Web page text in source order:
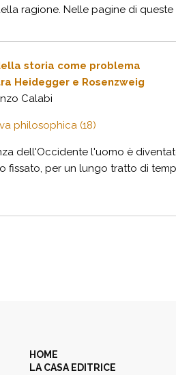
ragione. Nelle pagine di queste
storia come problema
Heidegger e Rosenzweig
Calabi
philosophica (18)
dell'Occidente l'uomo è
fissato, per un lungo tratto di
HOME
LA CASA EDITRICE